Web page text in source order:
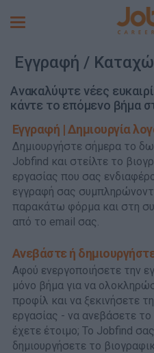
Toggle
Εγγραφή /
Ανακαλύψτε νέες
κάντε το επόμενο βήμα
Εγγραφή | Δημιουργία
Δημιουργήστε σήμερα το
Jobfind και στείλτε το
εργασίας που σας
εγγραφή σας
παρακάτω φόρμα και στη
από το email σας.
Ανεβάστε ή
Αφού ενεργοποιήσετε την
μόνο βήμα για να
προφίλ και να ξεκινήσετε
εργασίας - να ανεβάσετε
έχετε έτοιμο; Το Jobfind
δημιουργήσετε το